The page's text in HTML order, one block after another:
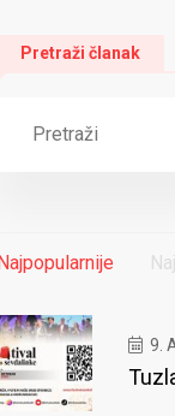
Pretraži članak
9.